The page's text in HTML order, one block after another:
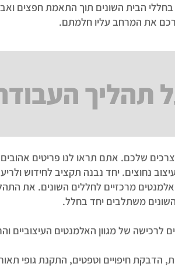
הבית השונים תוך התאמת חפצים
את המרחב עליו חלמתם.
תהליך
שלכם. אתם תראו לנו פריטים
נחוצים. יחד נבנה תקציב לחידוש
מרכזיים לחללים השונים. את
משתלבים יחד בחלל.
לרכישה של מגוון האלמנטים העיצוביים
חיפויים וטפטים, התקנת גופי תאורה